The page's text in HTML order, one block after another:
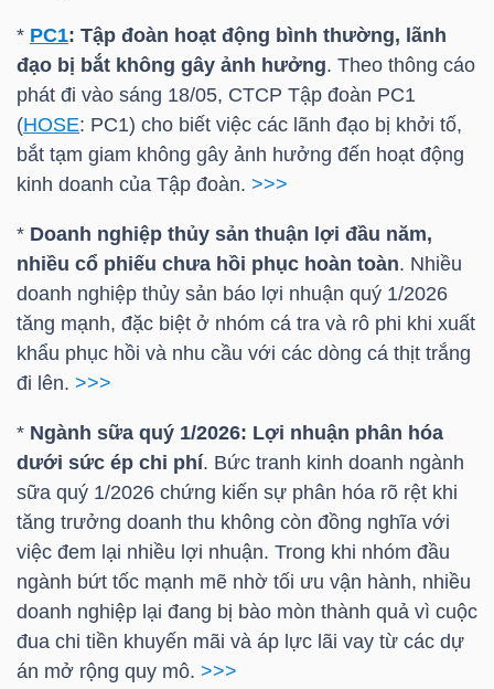
* PC1: Tập đoàn hoạt động bình thường, lãnh
đạo bị bắt không gây ảnh hưởng. Theo thông cáo
phát đi vào sáng 18/05, CTCP Tập đoàn PC1
(HOSE: PC1) cho biết việc các lãnh đạo bị khởi tố,
bắt tạm giam không gây ảnh hưởng đến hoạt động
kinh doanh của Tập đoàn. >>>
* Doanh nghiệp thủy sản thuận lợi đầu năm,
nhiều cổ phiếu chưa hồi phục hoàn toàn. Nhiều
doanh nghiệp thủy sản báo lợi nhuận quý 1/2026
tăng mạnh, đặc biệt ở nhóm cá tra và rô phi khi xuất
khẩu phục hồi và nhu cầu với các dòng cá thịt trắng
đi lên. >>>
* Ngành sữa quý 1/2026: Lợi nhuận phân hóa
dưới sức ép chi phí. Bức tranh kinh doanh ngành
sữa quý 1/2026 chứng kiến sự phân hóa rõ rệt khi
tăng trưởng doanh thu không còn đồng nghĩa với
việc đem lại nhiều lợi nhuận. Trong khi nhóm đầu
ngành bứt tốc mạnh mẽ nhờ tối ưu vận hành, nhiều
doanh nghiệp lại đang bị bào mòn thành quả vì cuộc
đua chi tiền khuyến mãi và áp lực lãi vay từ các dự
án mở rộng quy mô. >>>
ĐÔNG
DƯƠNG
TÀI
CHÍNH
CÁ
NHÂN
PHÂN
TÍCH
VIETSTOCKFINANCE
VĨ
MÔ